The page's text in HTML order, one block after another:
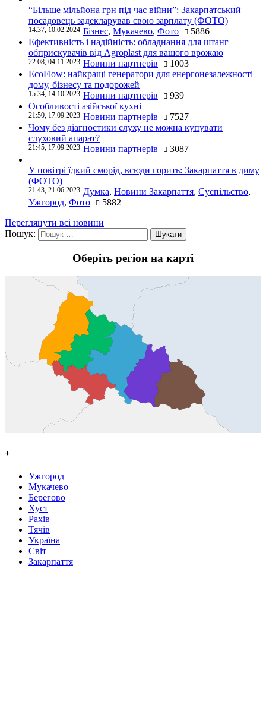
“Більше мільйона грн під час війни”: Закарпатський
посадовець задекларував свою зарплату (ФОТО)
14:37, 10.02.2024 Бізнес, Мукачево, Фото
5886
Ефективність і надійність: обладнання для штанг
обприскувачів від Agroplast для вашого врожаю
22:08, 04.11.2023 Новини партнерів
1003
EcoFlow: найкращі генератори для енергонезалежності
дому, бізнесу та подорожей
15:34, 14.10.2023 Новини партнерів
939
Особливості азійської кухні
21:50, 17.09.2023 Новини партнерів
7527
Чому без діагностики слуху не можна купувати
слуховий апарат?
21:45, 17.09.2023 Новини партнерів 3087
У повітрі їдкий сморід, всюди горить: Закарпаття в диму
(ФОТО)
21:43, 21.06.2023 Думка, Новини Закарпаття, Суспільство,
Ужгород, Фото
5882
Переглянути всі новини
Пошук:
Оберіть регіон на карті
+
Ужгород
Мукачево
Берегово
Хуст
Рахів
Тячів
Україна
Світ
Закарпаття